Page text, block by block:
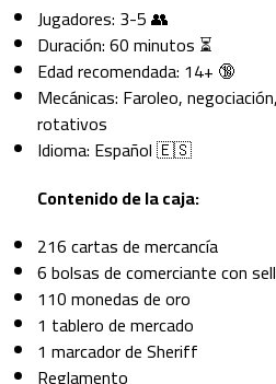
Jugadores: 3-5 👥
Duración: 60 minutos ⏳
Edad recomendada: 14+ 🔞
Mecánicas: Faroleo,
rotativos
Idioma: Español 🇪🇸
Contenido de la caja:
216 cartas de mercancía
6 bolsas de comerciante con
110 monedas de oro
1 tablero de mercado
1 marcador de Sheriff
Reglamento